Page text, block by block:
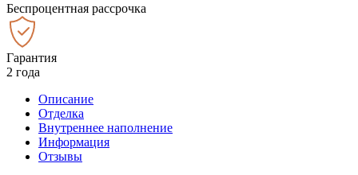
Беспроцентная рассрочка
Гарантия
2 года
Описание
Отделка
Внутреннее наполнение
Информация
Отзывы